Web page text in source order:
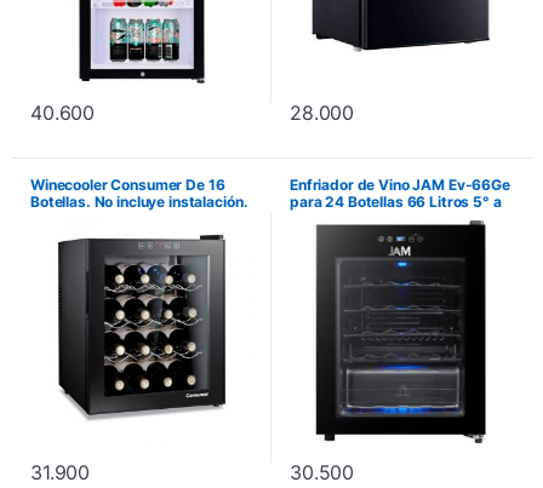
40.600 28.000
Winecooler Consumer De 16
Botellas. No incluye instalación.
31.900
Enfriador de Vino JAM Ev-66Ge
para 24 Botellas 66 Litros 5° a
18°C. No incluye instalación.
30.500